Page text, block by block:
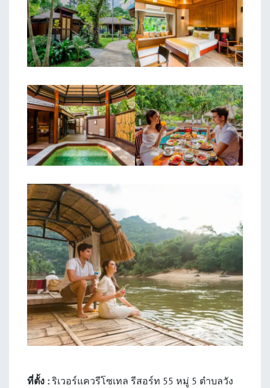
ที่ตั้ง : ริเวอร์แควรีโซเทล รีสอร์ท 55 หมู่ 5 ตำบลวัง